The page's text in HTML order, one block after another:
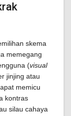
skema
memegang
(visual
jinjing atau
memicu
kontras
silau cahaya